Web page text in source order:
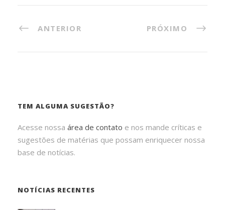
ANTERIOR PRÓXIMO
TEM ALGUMA SUGESTÃO?
Acesse nossa área de contato e nos mande críticas e
sugestões de matérias que possam enriquecer nossa
base de notícias.
NOTÍCIAS RECENTES